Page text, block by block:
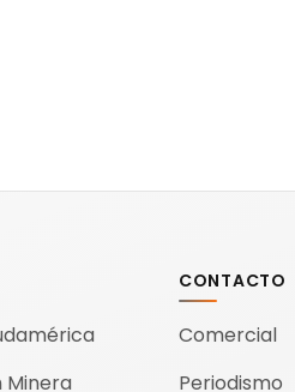
Minera
CONTACTO
Comercial
Periodismo